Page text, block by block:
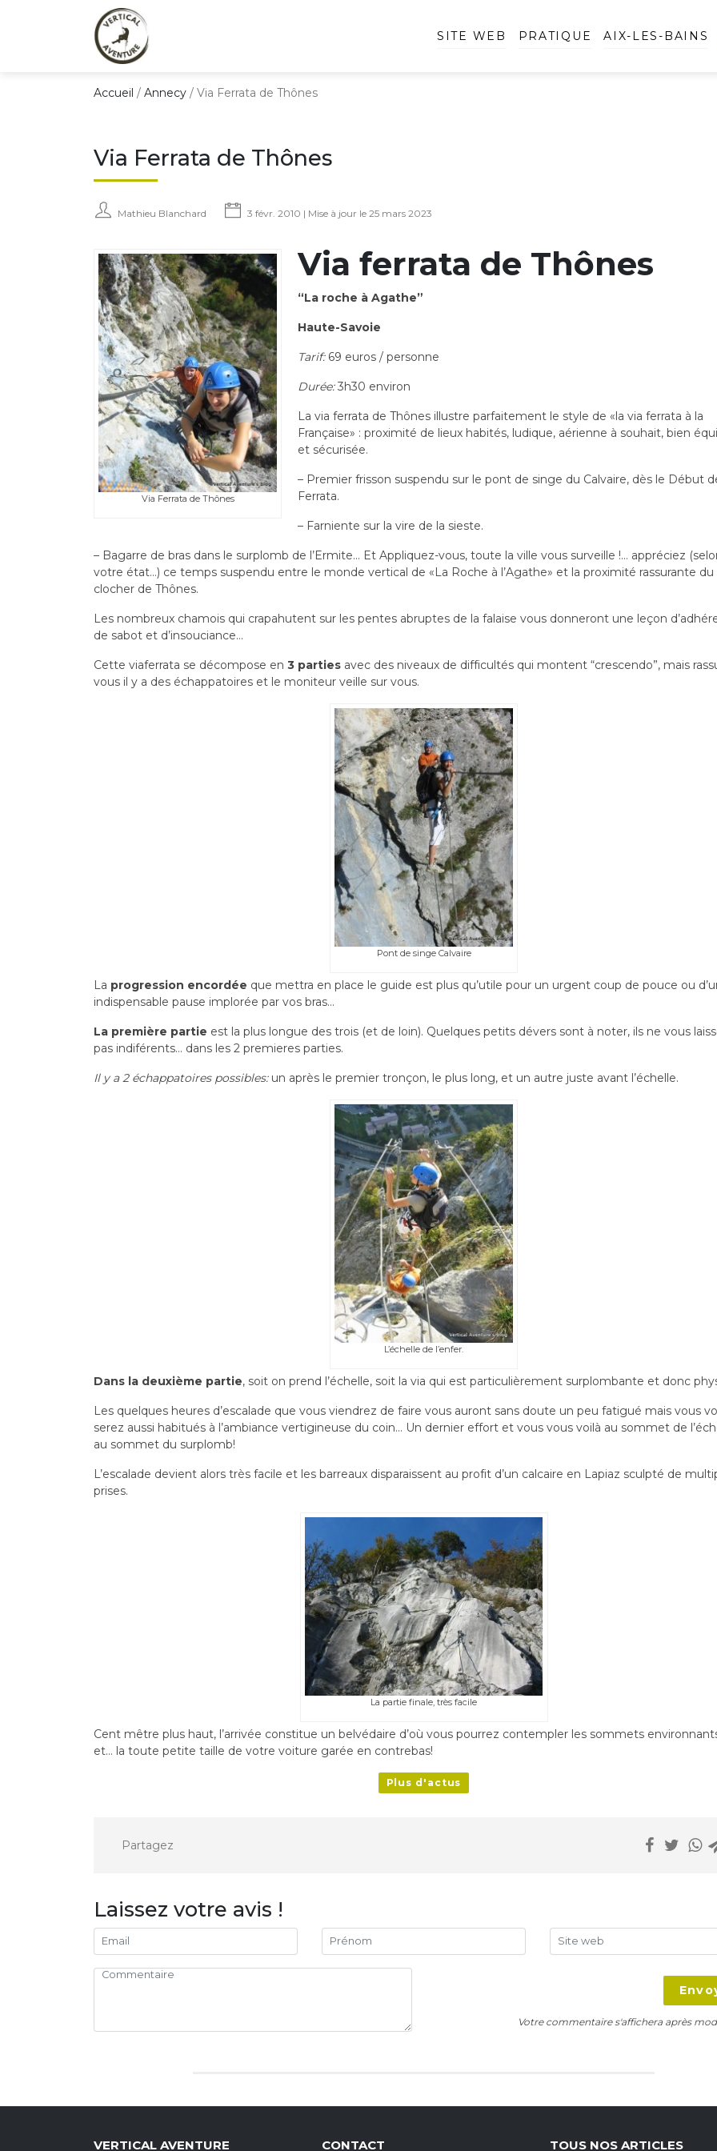
SITE WEB PRATIQUE AIX-LES-BAINS
Accueil / Annecy / Via Ferrata de Thônes
Via Ferrata de Thônes
Mathieu Blanchard 3 févr. 2010 | Mise à jour le 25 mars 2023
Via Ferrata de Thônes
Via ferrata de Thônes
“La roche à Agathe”
Haute-Savoie
Tarif:69 euros / personne
Durée:3h30 environ
La via ferrata de Thônes illustre parfaitement le style de «la via ferrata à la
Française» : proximité de lieux habités, ludique, aérienne à souhait, bien
et sécurisée.
– Premier frisson suspendu sur le pont de singe du Calvaire, dès le Début
Ferrata.
– Farniente sur la vire de la sieste.
– Bagarre de bras dans le surplomb de l’Ermite… Et Appliquez-vous, toute la ville vous surveille !… appréciez
votre état…) ce temps suspendu entre le monde vertical de «La Roche à l’Agathe» et la proximité rassurante du
clocher de Thônes.
Les nombreux chamois qui crapahutent sur les pentes abruptes de la falaise vous donneront une leçon
de sabot et d’insouciance…
Cette viaferrata se décompose en 3 parties avec des niveaux de difficultés qui montent “crescendo”, mais
vous il y a des échappatoires et le moniteur veille sur vous.
Pont de singe Calvaire
La progression encordée que mettra en place le guide est plus qu’utile pour un urgent coup de pouce ou
indispensable pause implorée par vos bras…
La première partie est la plus longue des trois (et de loin). Quelques petits dévers sont à noter, ils ne vous
pas indiférents… dans les 2 premieres parties.
Il y a 2 échappatoires possibles:un après le premier tronçon, le plus long, et un autre juste avant l’échelle.
L’échelle de l’enfer.
Dans la deuxième partie, soit on prend l’échelle, soit la via qui est particulièrement surplombante et donc
Les quelques heures d’escalade que vous viendrez de faire vous auront sans doute un peu fatigué mais vous
serez aussi habitués à l’ambiance vertigineuse du coin… Un dernier effort et vous vous voilà au sommet de
au sommet du surplomb!
L’escalade devient alors très facile et les barreaux disparaissent au profit d’un calcaire en Lapiaz sculpté de
prises.
La partie finale, très facile
Cent mêtre plus haut, l’arrivée constitue un belvédaire d’où vous pourrez contempler les sommets
et… la toute petite taille de votre voiture garée en contrebas!
Plus d'actus
Partagez
Laissez votre avis !
Votre commentaire s'affichera après
VERTICAL AVENTURE CONTACT TOUS NOS ARTICLES